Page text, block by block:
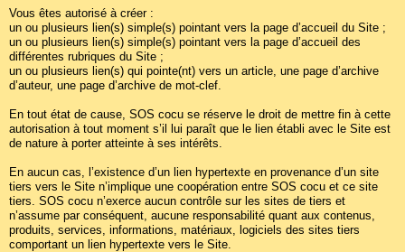
Vous êtes autorisé à créer :
un ou plusieurs lien(s) simple(s) pointant vers la page d’accueil du Site ;
un ou plusieurs lien(s) simple(s) pointant vers la page d’accueil des
différentes rubriques du Site ;
un ou plusieurs lien(s) qui pointe(nt) vers un article, une page d’archive
d’auteur, une page d’archive de mot-clef.
En tout état de cause, SOS cocu se réserve le droit de mettre fin à cette
autorisation à tout moment s’il lui paraît que le lien établi avec le Site est
de nature à porter atteinte à ses intérêts.
En aucun cas, l’existence d’un lien hypertexte en provenance d’un site
tiers vers le Site n’implique une coopération entre SOS cocu et ce site
tiers. SOS cocu n’exerce aucun contrôle sur les sites de tiers et
n’assume par conséquent, aucune responsabilité quant aux contenus,
produits, services, informations, matériaux, logiciels des sites tiers
comportant un lien hypertexte vers le Site.